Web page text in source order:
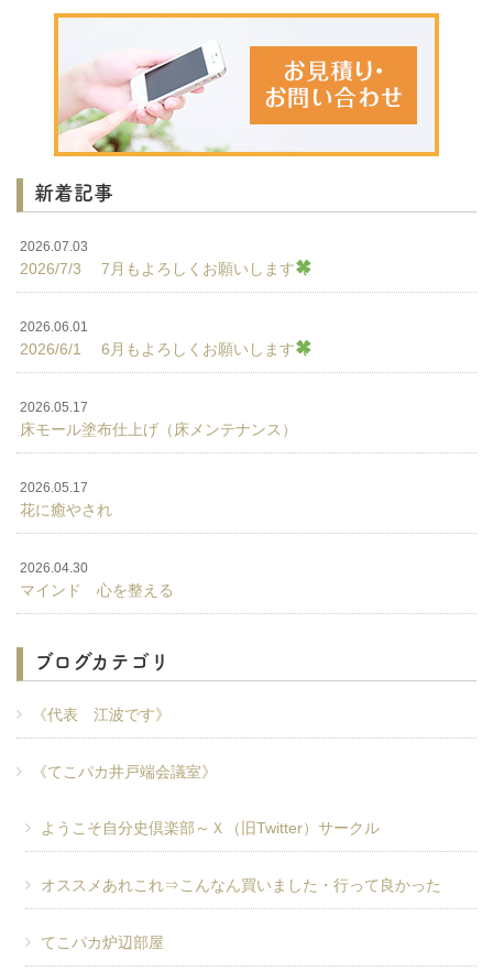
新着記事
2026.07.03
2026/7/3 7月もよろしくお願いします
2026.06.01
2026/6/1 6月もよろしくお願いします
2026.05.17
床モール塗布仕上げ（床メンテナンス）
2026.05.17
花に癒やされ
2026.04.30
マインド 心を整える
ブログカテゴリ
《代表 江波です》
《てこパカ井戸端会議室》
ようこそ自分史倶楽部～Ｘ（旧Twitter）サークル
オススメあれこれ⇒こんなん買いました・行って良かった
てこパカ炉辺部屋